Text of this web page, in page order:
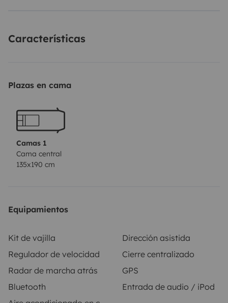
Características
Plazas en cama
Camas 1
Cama central
135x190 cm
Equipamientos
Kit de vajilla
Dirección asistida
Regulador de velocidad
Cierre centralizado
Radar de marcha atrás
GPS
Bluetooth
Entrada de audio / iPod